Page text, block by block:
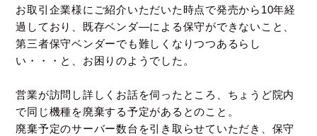
お取引企業様にご紹介いただいた時点で発売から10年経
過しており、既存ベンダ―による保守ができないこと、
第三者保守ベンダーでも難しくなりつつあるらし
い・・・と、お困りのようでした。
営業が訪問し詳しくお話を伺ったところ、 ちょうど院内
で同じ機種を廃棄する予定があるとのこと。
廃棄予定のサーバー数台を引き取らせていただき、保守